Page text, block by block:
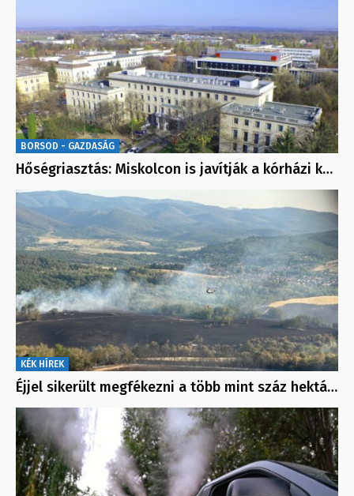
BORSOD - GAZDASÁG
Hőségriasztás: Miskolcon is javítják a kórházi k…
KÉK HÍREK
Éjjel sikerült megfékezni a több mint száz hektá…